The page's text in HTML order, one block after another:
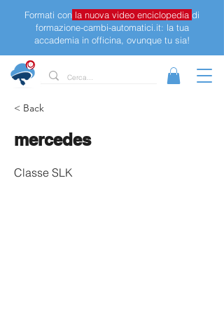
Formati con la nuova video enciclopedia di
formazione-cambi-automatici.it: la tua
accademia in officina, ovunque tu sia!
< Back
mercedes
Classe SLK